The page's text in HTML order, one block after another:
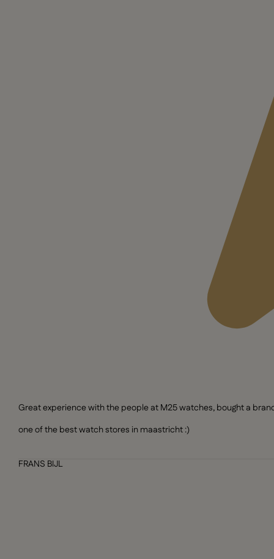
Great experience with the people at M25 watches, bought a
one of the best watch stores in maastricht :)
FRANS BIJL